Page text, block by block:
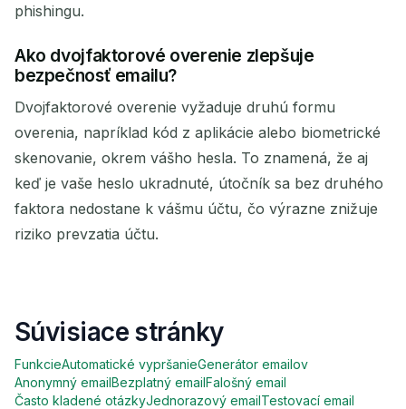
phishingu.
Ako dvojfaktorové overenie zlepšuje
bezpečnosť emailu?
Dvojfaktorové overenie vyžaduje druhú formu
overenia, napríklad kód z aplikácie alebo biometrické
skenovanie, okrem vášho hesla. To znamená, že aj
keď je vaše heslo ukradnuté, útočník sa bez druhého
faktora nedostane k vášmu účtu, čo výrazne znižuje
riziko prevzatia účtu.
Súvisiace stránky
FunkcieAutomatické vypršanieGenerátor emailov
Anonymný emailBezplatný emailFalošný email
Často kladené otázkyJednorazový emailTestovací email